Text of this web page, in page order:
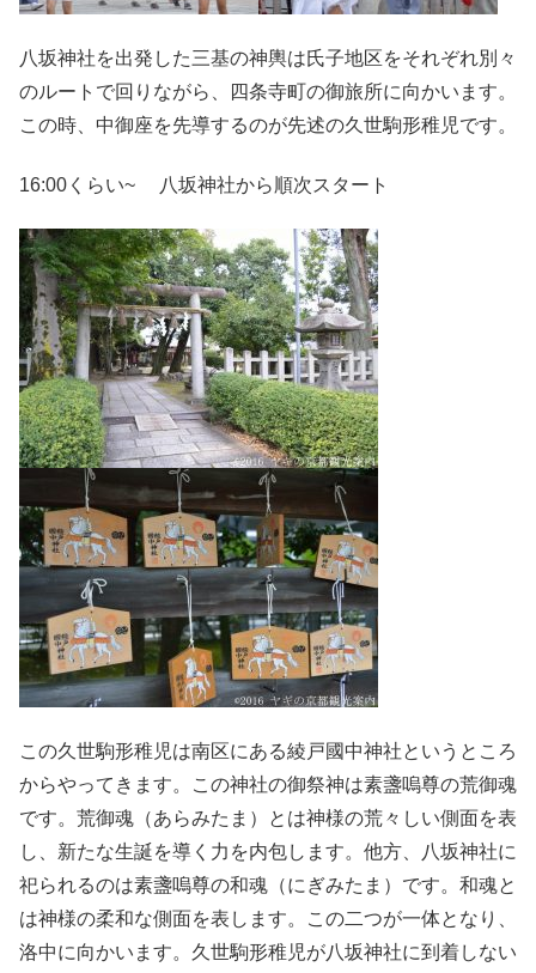
八坂神社を出発した三基の神輿は氏子地区をそれぞれ別々
のルートで回りながら、四条寺町の御旅所に向かいます。
この時、中御座を先導するのが先述の久世駒形稚児です。
16:00くらい~ 八坂神社から順次スタート
この久世駒形稚児は南区にある綾戸國中神社というところ
からやってきます。この神社の御祭神は素盞嗚尊の荒御魂
です。荒御魂（あらみたま）とは神様の荒々しい側面を表
し、新たな生誕を導く力を内包します。他方、八坂神社に
祀られるのは素盞嗚尊の和魂（にぎみたま）です。和魂と
は神様の柔和な側面を表します。この二つが一体となり、
洛中に向かいます。久世駒形稚児が八坂神社に到着しない